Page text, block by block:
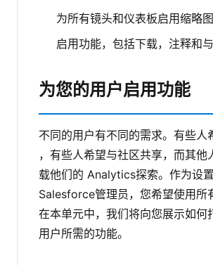
为所有镜头和仪表板启用缩略图
启用功能，包括下载，注释和与
为您的用户启用功能
不同的用户有不同的需求。有些人
，有些人希望与社区共享，而其他
载他们的 Analytics探索。作为设
Salesforce管理员，您希望使用所
在本单元中，我们将向您展示如何
用户所需的功能。